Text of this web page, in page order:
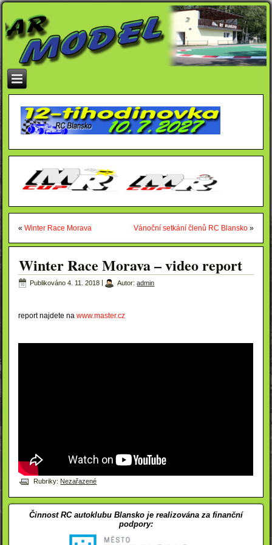
«Winter Race Morava Vánoční setkání členů RC Blansko»
Winter Race Morava – video report
Publikováno 4. 11. 2018 Autor: admin
report najdete nawww.master.cz
Rubriky: Nezařazené
Činnost RC autoklubu Blansko je realizována za finanční
podpory: